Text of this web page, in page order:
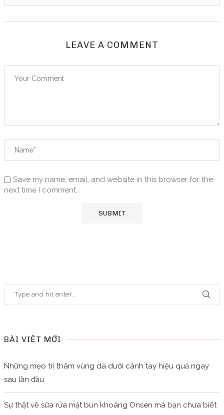
LEAVE A COMMENT
Save my name, email, and website in this browser for the
next time I comment.
BÀI VIẾT MỚI
Những mẹo trị thâm vùng da dưới cánh tay hiệu quả ngay
sau lần đầu
Sự thật về sữa rửa mặt bùn khoáng Onsen mà bạn chưa biết